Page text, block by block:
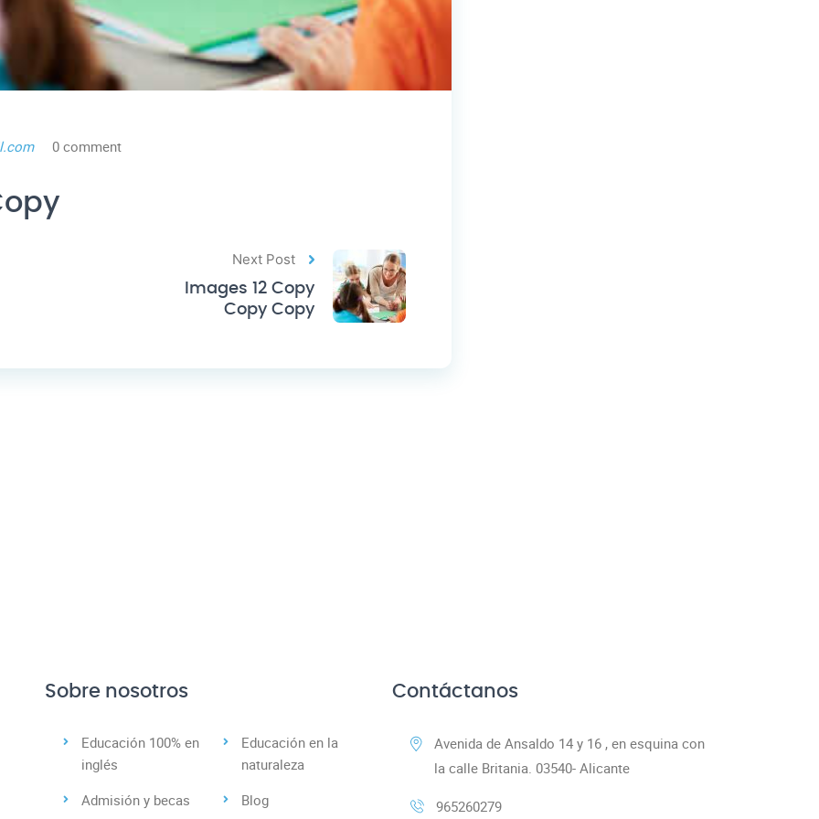
0 comment
Next Post
Images 12 Copy
Copy Copy
Sobre nosotros
Educación 100% en
inglés
Educación en la
naturaleza
Admisión y becas
Blog
Contáctanos
Avenida de Ansaldo 14 y 16 , en esquina con
la calle Britania. 03540- Alicante
965260279